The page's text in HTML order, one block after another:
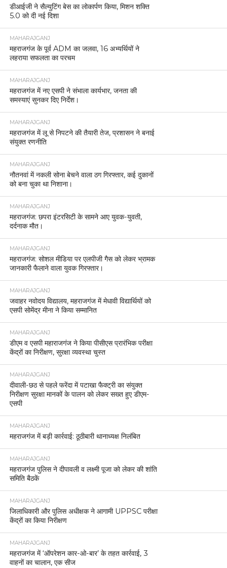
डीआईजी ने सैल्युटिंग बेस का लोकार्पण किया, मिशन शक्ति
5.0 को दी नई दिशा
MAHARAJGANJ
महराजगंज के पूर्व ADM का जलवा, 16 अभ्यर्थियों ने
लहराया सफलता का परचम
MAHARAJGANJ
महराजगंज में नए एसपी ने संभाला कार्यभार, जनता की
समस्याएं सुनकर दिए निर्देश।
MAHARAJGANJ
महराजगंज में लू से निपटने की तैयारी तेज, प्रशासन ने बनाई
संयुक्त रणनीति
MAHARAJGANJ
नौतनवां में नकली सोना बेचने वाला ठग गिरफ्तार, कई दुकानों
को बना चुका था निशाना।
MAHARAJGANJ
महराजगंज: छपरा इंटरसिटी के सामने आए युवक-युवती,
दर्दनाक मौत।
MAHARAJGANJ
महराजगंज: सोशल मीडिया पर एलपीजी गैस को लेकर भ्रामक
जानकारी फैलाने वाला युवक गिरफ्तार।
MAHARAJGANJ
जवाहर नवोदय विद्यालय, महराजगंज में मेधावी विद्यार्थियों को
एसपी सोमेंद्र मीना ने किया सम्मानित
MAHARAJGANJ
डीएम व एसपी महाराजगंज ने किया पीसीएस प्रारंभिक परीक्षा
केंद्रों का निरीक्षण, सुरक्षा व्यवस्था चुस्त
MAHARAJGANJ
दीवाली-छठ से पहले फरेंदा में पटाखा फैक्ट्री का संयुक्त
निरीक्षण सुरक्षा मानकों के पालन को लेकर सख्त हुए डीएम-
एसपी
MAHARAJGANJ
महराजगंज में बड़ी कार्रवाई: ठूठीबारी थानाध्यक्ष निलंबित
MAHARAJGANJ
महराजगंज पुलिस ने दीपावली व लक्ष्मी पूजा को लेकर की शांति
समिति बैठकें
MAHARAJGANJ
जिलाधिकारी और पुलिस अधीक्षक ने आगामी UPPSC परीक्षा
केंद्रों का किया निरीक्षण
MAHARAJGANJ
महराजगंज में ‘ऑपरेशन कार-ओ-बार’ के तहत कार्रवाई, 3
वाहनों का चालान, एक सीज